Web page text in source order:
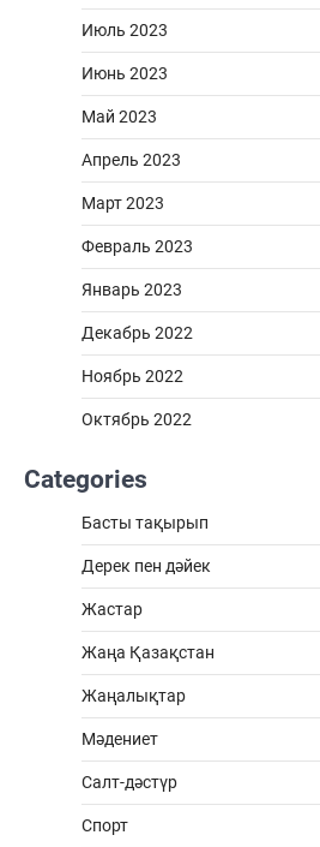
Июль 2023
Июнь 2023
Май 2023
Апрель 2023
Март 2023
Февраль 2023
Январь 2023
Декабрь 2022
Ноябрь 2022
Октябрь 2022
Categories
Басты тақырып
Дерек пен дәйек
Жастар
Жаңа Қазақстан
Жаңалықтар
Мәдениет
Салт-дәстүр
Спорт